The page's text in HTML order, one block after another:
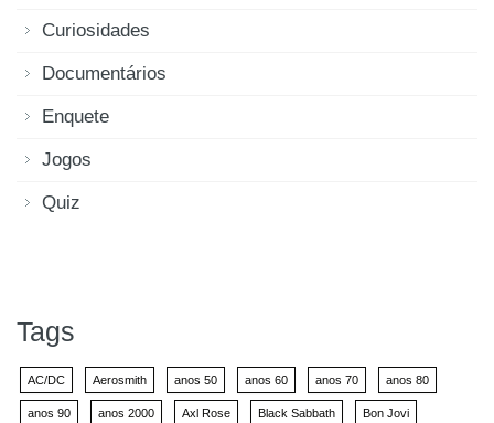
Curiosidades
Documentários
Enquete
Jogos
Quiz
Tags
AC/DC Aerosmith anos 50 anos 60 anos 70 anos 80
anos 90 anos 2000 Axl Rose Black Sabbath Bon Jovi